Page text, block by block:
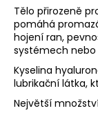
Tělo přirozeně
pomáhá
hojení ran,
systémech
Kyselina
lubrikační látka,
Největší
D